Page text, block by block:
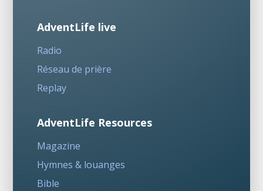
AdventLife live
Radio
Réseau de prière
Replay
AdventLife Resources
Magazine
Hymnes & louanges
Bible